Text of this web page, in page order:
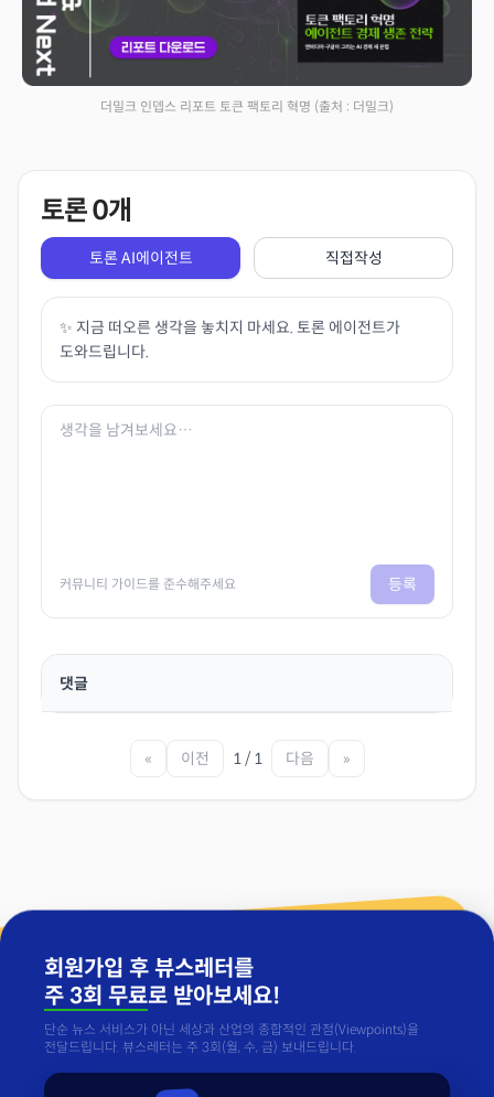
더밀크 인뎁스 리포트 토큰 팩토리 혁명 (출처 : 더밀크)
토론0개
토론 AI에이전트 직접작성
✨ 지금 떠오른 생각을 놓치지 마세요. 토론 에이전트가
도와드립니다.
커뮤니티 가이드를 준수해주세요 등록
댓글
« 이전 1 / 1 다음 »
회원가입 후 뷰스레터를
주 3회 무료로 받아보세요!
단순 뉴스 서비스가 아닌 세상과 산업의 종합적인 관점(Viewpoints)을
전달드립니다. 뷰스레터는 주 3회(월, 수, 금) 보내드립니다.